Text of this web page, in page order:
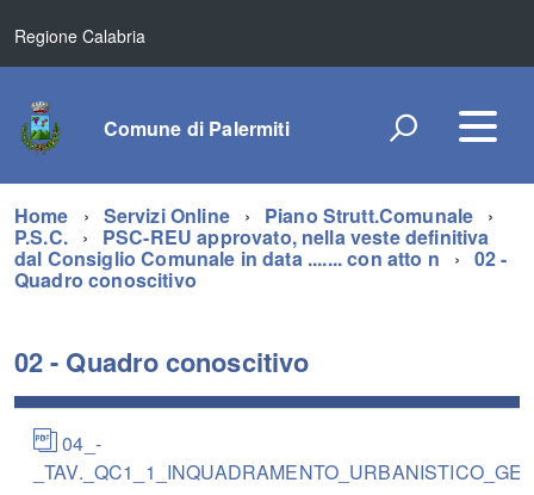
Regione Calabria
Comune di Palermiti
Home Servizi Online Piano Strutt.Comunale
P.S.C. PSC-REU approvato, nella veste definitiva
dal Consiglio Comunale in data ....... con atto n 02 -
Quadro conoscitivo
02 - Quadro conoscitivo
04_-